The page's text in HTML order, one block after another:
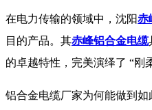
在电力传输的领域中， 沈阳赤
目的产品。其赤峰铝合金电缆
的卓越特性，完美演绎了 “刚
铝合金电缆厂家为何能做到